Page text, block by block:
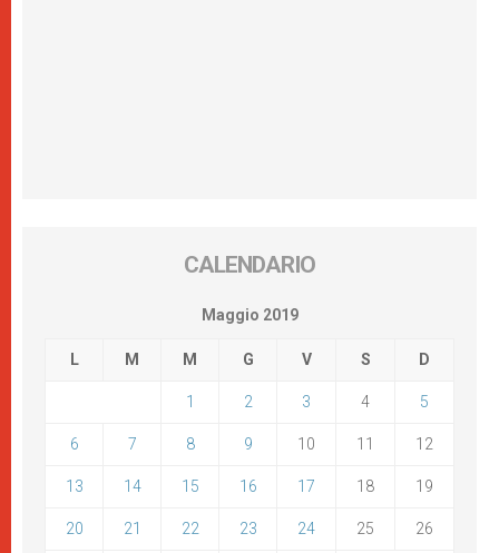
CALENDARIO
Maggio 2019
L M M G V S D
1 2 3 4 5
6 7 8 9 10 11 12
13 14 15 16 17 18 19
20 21 22 23 24 25 26